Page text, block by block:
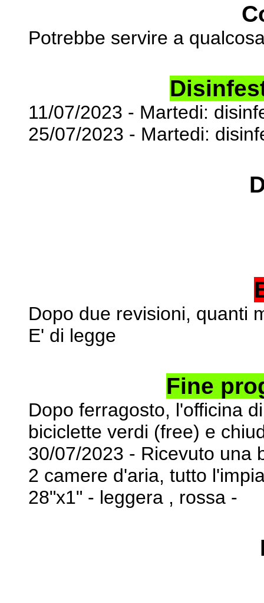
Potrebbe servire a
11/07/2023 - Martedi:
25/07/2023 - Martedi:
Dopo due revisioni, quanti
E' di legge
Fine
Dopo ferragosto, l'officina
biciclette verdi (free) e
30/07/2023 - Ricevuto una
2 camere d'aria, tutto
28"x1" - leggera , rossa -